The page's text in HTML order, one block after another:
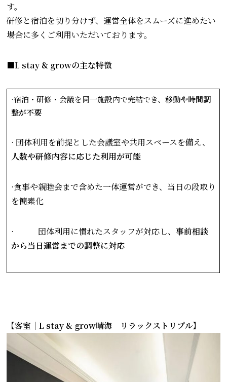
す。
研修と宿泊を切り分けず、運営全体をスムーズに進めたい
場合に多くご利用いただいております。
■L stay & growの主な特徴
·宿泊・研修・会議を同一施設内で完結でき、 移動や時間調
整が不要
· 団体利用を前提とした会議室や共用スペースを備え、
人数や研修内容に応じた利用が可能
·食事や親睦会まで含めた一体運営ができ、当日の段取り
を簡素化
· 団体利用に慣れたスタッフが対応し、 事前相談
から当日運営までの調整に対応
【客室｜L stay & grow晴海 リラックストリプル】